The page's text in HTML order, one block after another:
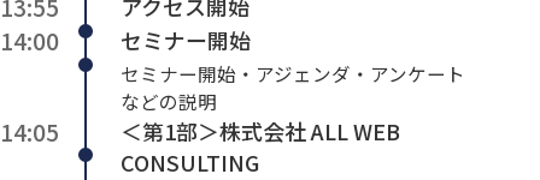
13:55 アクセス開始
14:00 セミナー開始
セミナー開始・アジェンダ・アンケート
などの説明
14:05
＜第1部＞株式会社 ALL WEB
CONSULTING